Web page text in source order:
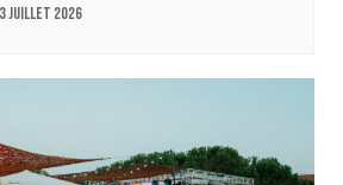
juillet 2026